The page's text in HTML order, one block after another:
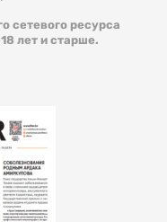
сетевого ресурса
лет и старше.